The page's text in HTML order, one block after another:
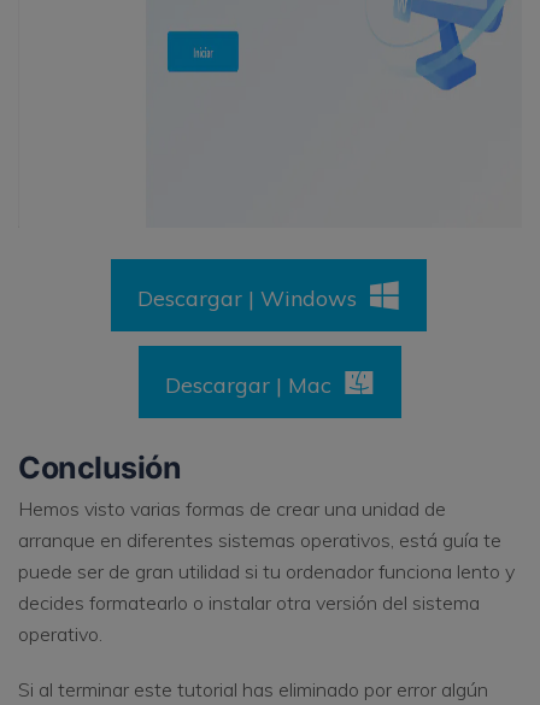
Descargar | Windows
Descargar | Mac
Conclusión
Hemos visto varias formas de crear una unidad de
arranque en diferentes sistemas operativos, está guía te
puede ser de gran utilidad si tu ordenador funciona lento y
decides formatearlo o instalar otra versión del sistema
operativo.
Si al terminar este tutorial has eliminado por error algún